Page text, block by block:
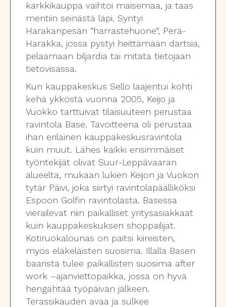
karkkikauppa vaihtoi maisemaa, ja taas
mentiin seinästä läpi. Syntyi
Harakanpesän ”harrastehuone”, Perä-
Harakka, jossa pystyi heittämään dartsia,
pelaamaan biljardia tai mitata tietojaan
tietovisassa.
Kun kauppakeskus Sello laajentui kohti
kehä ykköstä vuonna 2005, Keijo ja
Vuokko tarttuivat tilaisuuteen perustaa
ravintola Base. Tavoitteena oli perustaa
ihan erilainen kauppakeskusravintola
kuin muut. Lähes kaikki ensimmäiset
työntekijät olivat Suur-Leppävaaran
alueelta, mukaan lukien Keijon ja Vuokon
tytär Päivi, joka siirtyi ravintolapäälliköksi
Espoon Golfin ravintolasta. Basessa
vierailevat niin paikalliset yritysasiakkaat
kuin kauppakeskuksen shoppailijat.
Kotiruokalounas on paitsi kiireisten,
myös eläkeläisten suosima. Illalla Basen
baarista tulee paikallisten suosima after
work –ajanviettopaikka, jossa on hyvä
hengähtää työpäivän jälkeen.
Terassikauden avaa ja sulkee